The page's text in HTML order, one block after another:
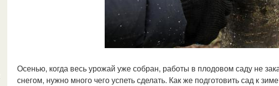
Осенью, когда весь урожай уже собран, работы в плодовом саду не
снегом, нужно много чего успеть сделать. Как же подготовить сад к